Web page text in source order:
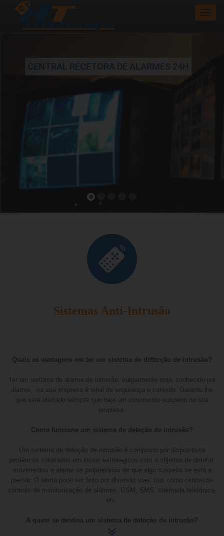
INSTALAÇÃO DE SISTEMAS DE CONTROLO DE
Sistemas Anti-Intrusão
Quais as vantagens em ter um sistema de detecção de intrusão?
Ter um sistema de alarme de intrusão, vulgarmente mais conhecido por
alarme, na sua empresa é sinal de segurança e controlo. Garante-lhe
que será alertado sempre que haja um movimento suspeito na sua
empresa.
Como funciona um sistema de deteção de intrusão?
Um sistema de deteção de intrusão é composto por dispositivos
periféricos colocados em locais estratégicos com o objetivo de detetar
movimentos e alertar os proprietários de que algo suspeito se está a
passar. O alerta pode ser feito por diversas vias, tais como central de
controlo de monitorização de alarmes, GSM, SMS, chamada telefónica,
etc.
A quem se destina um sistema de deteção de intrusão?